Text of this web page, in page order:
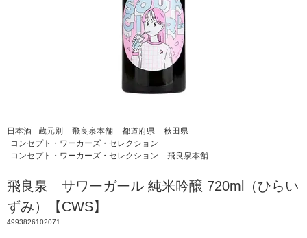
日本酒 蔵元別 飛良泉本舗 都道府県
秋田県
コンセプト・ワーカーズ・セレクション
コンセプト・ワーカーズ・セレクション
飛良泉本舗
飛良泉 サワーガール 純米吟醸 720ml（ひらい
ずみ）【CWS】
4993826102071